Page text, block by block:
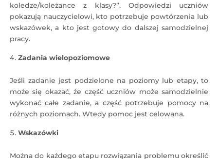
koledze/koleżance z klasy?”. Odpowiedzi uczniów
pokazują nauczycielowi, kto potrzebuje powtórzenia lub
wskazówek, a kto jest gotowy do dalszej samodzielnej
pracy.
Zadania wielopoziomowe
Jeśli zadanie jest podzielone na poziomy lub etapy, to
może się okazać, że część uczniów może samodzielnie
wykonać całe zadanie, a część potrzebuje pomocy na
różnych poziomach. Wtedy pomoc jest celowana.
Wskazówki
Można do każdego etapu rozwiązania problemu określić